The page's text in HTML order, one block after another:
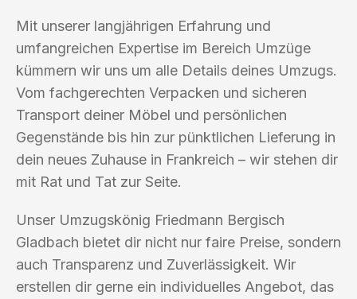
Mit unserer langjährigen Erfahrung und
umfangreichen Expertise im Bereich Umzüge
kümmern wir uns um alle Details deines Umzugs.
Vom fachgerechten Verpacken und sicheren
Transport deiner Möbel und persönlichen
Gegenstände bis hin zur pünktlichen Lieferung in
dein neues Zuhause in Frankreich – wir stehen dir
mit Rat und Tat zur Seite.
Unser Umzugskönig Friedmann Bergisch
Gladbach bietet dir nicht nur faire Preise, sondern
auch Transparenz und Zuverlässigkeit. Wir
erstellen dir gerne ein individuelles Angebot, das